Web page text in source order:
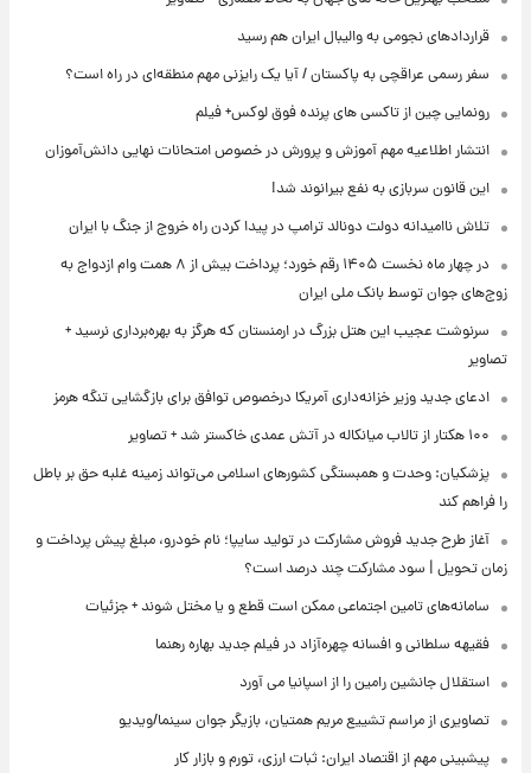
قراردادهای نجومی به والیبال ایران هم رسید
سفر رسمی عراقچی به پاکستان / آیا یک رایزنی مهم منطقه‌ای در راه است؟
رونمایی چین از تاکسی های پرنده فوق لوکس+ فیلم
انتشار اطلاعیه مهم آموزش و پرورش در خصوص امتحانات نهایی دانش‌آموزان
این قانون سربازی به نفع بیرانوند شد!
تلاش ناامیدانه‌ دولت دونالد ترامپ در پیدا کردن راه خروج از جنگ با ایران
در چهار ماه نخست ۱۴۰۵ رقم خورد؛ پرداخت بیش از ۸ همت وام ازدواج به
زوج‌های جوان توسط بانک ملی ایران
سرنوشت عجیب این هتل بزرگ در ارمنستان که هرگز به بهره‌برداری نرسید +
تصاویر
ادعای جدید وزیر خزانه‌داری آمریکا درخصوص توافق برای بازگشایی تنگه هرمز
۱۰۰ هکتار از تالاب میانکاله در آتش عمدی خاکستر شد + تصاویر
پزشکیان: وحدت و همبستگی کشورهای اسلامی می‌تواند زمینه غلبه حق بر باطل
را فراهم کند
آغاز طرح جدید فروش مشارکت در تولید سایپا؛ نام خودرو، مبلغ پیش پرداخت و
زمان تحویل | سود مشارکت چند درصد است؟
سامانه‌های تامین اجتماعی ممکن است قطع و یا مختل شوند + جزئیات
فقیهه سلطانی و افسانه چهره‌آزاد در فیلم جدید بهاره رهنما
استقلال جانشین رامین را از اسپانیا می آورد
تصاویری از مراسم تشییع مریم همتیان، بازیگر جوان سینما/ویدیو
پیشبینی مهم از اقتصاد ایران: ثبات ارزی، تورم و بازار کار